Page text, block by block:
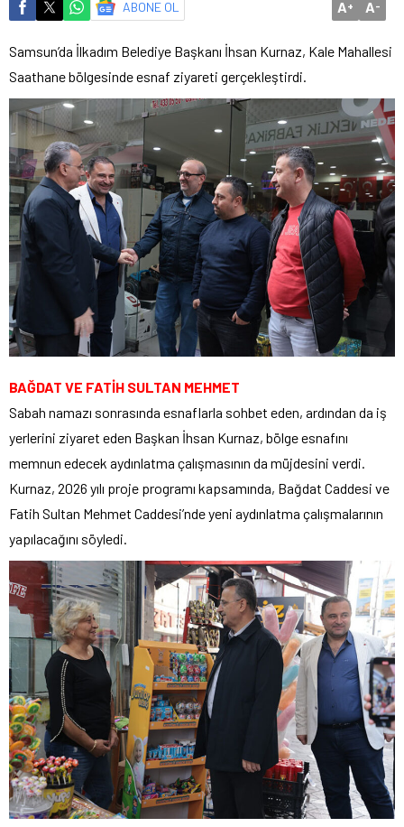
ABONE OL A+ A-
Samsun’da İlkadım Belediye Başkanı İhsan Kurnaz, Kale Mahallesi
Saathane bölgesinde esnaf ziyareti gerçekleştirdi.
BAĞDAT VE FATİH SULTAN MEHMET
Sabah namazı sonrasında esnaflarla sohbet eden, ardından da iş
yerlerini ziyaret eden Başkan İhsan Kurnaz, bölge esnafını
memnun edecek aydınlatma çalışmasının da müjdesini verdi.
Kurnaz, 2026 yılı proje programı kapsamında, Bağdat Caddesi ve
Fatih Sultan Mehmet Caddesi’nde yeni aydınlatma çalışmalarının
yapılacağını söyledi.